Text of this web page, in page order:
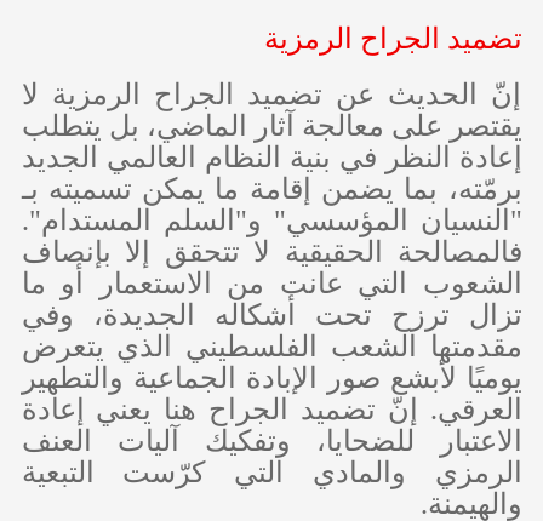
تضميد الجراح الرمزية
إنّ الحديث عن تضميد الجراح الرمزية لا
يقتصر على معالجة آثار الماضي، بل يتطلب
إعادة النظر في بنية النظام العالمي الجديد
برمّته، بما يضمن إقامة ما يمكن تسميته بـ
"النسيان المؤسسي" و"السلم المستدام".
فالمصالحة الحقيقية لا تتحقق إلا بإنصاف
الشعوب التي عانت من الاستعمار أو ما
تزال ترزح تحت أشكاله الجديدة، وفي
مقدمتها الشعب الفلسطيني الذي يتعرض
يوميًا لأبشع صور الإبادة الجماعية والتطهير
العرقي. إنّ تضميد الجراح هنا يعني إعادة
الاعتبار للضحايا، وتفكيك آليات العنف
الرمزي والمادي التي كرّست التبعية
والهيمنة.